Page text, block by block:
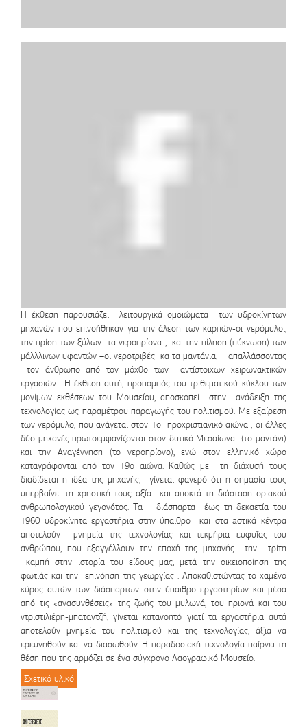
Η έκθεση παρουσιάζει λειτουργικά ομοιώματα των υδροκίνητων
μηχανών που επινοήθηκαν για την άλεση των καρπών-οι νερόμυλοι,
την πρίση των ξύλων- τα νεροπρίονα , και την πίληση (πύκνωση) των
μάλλλινων υφαντών –οι νεροτριβές κα τα μαντάνια, απαλλάσσοντας
τον άνθρωπο από τον μόχθο των αντίστοιχων χειρωνακτικών
εργασιών. Η έκθεση αυτή, προπομπός του τριθεματικού κύκλου των
μονίμων εκθέσεων του Μουσείου, αποσκοπεί στην ανάδειξη της
τεχνολογίας ως παραμέτρου παραγωγής του πολιτισμού. Με εξαίρεση
των νερόμυλο, που ανάγεται στον 1ο προχριστιανικό αιώνα , οι άλλες
δύο μηχανές πρωτοεμφανίζονται στον δυτικό Μεσαίωνα (το μαντάνι)
και την Αναγέννηση (το νεροπρίονο), ενώ στον ελληνικό χώρο
καταγράφονται από τον 19ο αιώνα. Καθώς με τη διάχυσή τους
διαδίδεται η ιδέα της μηχανής, γίνεται φανερό ότι η σημασία τους
υπερβαίνει τη χρηστική τους αξία και αποκτά τη διάσταση οριακού
ανθρωπολογικού γεγονότος. Τα διάσπαρτα έως τη δεκαετία του
1960 υδροκίνητα εργαστήρια στην ύπαιθρο και στα aστικά κέντρα
αποτελούν μνημεία της τεχνολογίας και τεκμήρια ευφυΐας του
ανθρώπου, που εξαγγέλλουν την εποχή της μηχανής –την τρίτη
καμπή στην ιστορία του είδους μας, μετά την οικειοποίηση της
φωτιάς και την επινόηση της γεωργίας . Αποκαθιστώντας το χαμένο
κύρος αυτών των διάσπαρτων στην ύπαιθρο εργαστηρίων και μέσα
από τις «ανασυνθέσεις» της ζωής του μυλωνά, του πριονά και του
ντριστιλιέρη-μπαταντζή, γίνεται κατανοητό γιατί τα εργαστήρια αυτά
αποτελούν μνημεία του πολιτισμού και της τεχνολογίας, άξια να
ερευνηθούν και να διασωθούν. Η παραδοσιακή τεχνολογία παίρνει τη
θέση που της αρμόζει σε ένα σύγχρονο Λαογραφικό Μουσείο.
Σχετικό υλικό